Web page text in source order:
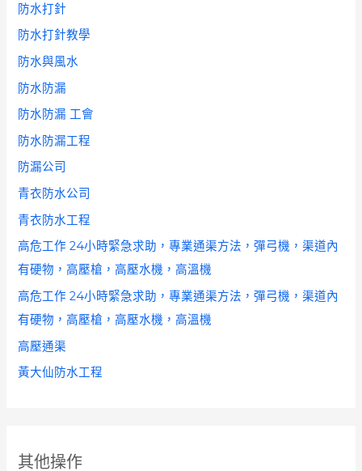
防水打針
防水打針教學
防水與風水
防水防漏
防水防漏 工會
防水防漏工程
防漏公司
青衣防水公司
青衣防水工程
高危工作 24小時緊急求助，專業通渠方法，彈弓機，渠道內
有硬物，高壓槍，高壓水機，高溫機
高危工作 24小時緊急求助，專業通渠方法，彈弓機，渠道內
有硬物，高壓槍，高壓水機，高溫機
高壓通渠
黃大仙防水工程
其他操作